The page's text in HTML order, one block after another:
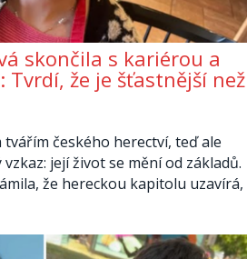
skončila s kariérou a
Tvrdí, že je šťastnější než
českého herectví, teď ale
její život se mění od základů.
že hereckou kapitolu uzavírá,